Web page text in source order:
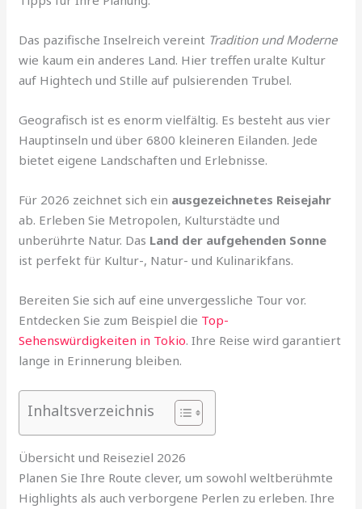
Das pazifische Inselreich vereint Tradition und Moderne
wie kaum ein anderes Land. Hier treffen uralte Kultur
auf Hightech und Stille auf pulsierenden Trubel.
Geografisch ist es enorm vielfältig. Es besteht aus vier
Hauptinseln und über 6800 kleineren Eilanden. Jede
bietet eigene Landschaften und Erlebnisse.
Für 2026 zeichnet sich ein ausgezeichnetes Reisejahr
ab. Erleben Sie Metropolen, Kulturstädte und
unberührte Natur. Das Land der aufgehenden Sonne
ist perfekt für Kultur-, Natur- und Kulinarikfans.
Bereiten Sie sich auf eine unvergessliche Tour vor.
Entdecken Sie zum Beispiel die Top-
Sehenswürdigkeiten in Tokio. Ihre Reise wird garantiert
lange in Erinnerung bleiben.
Inhaltsverzeichnis
Übersicht und Reiseziel 2026
Planen Sie Ihre Route clever, um sowohl weltberühmte
Highlights als auch verborgene Perlen zu erleben. Ihre